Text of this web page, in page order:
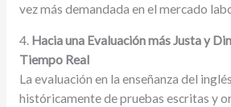
vez más demandada en el mercado
4. Hacia una Evaluación más Justa y
Tiempo Real
La evaluación en la enseñanza del
históricamente de pruebas escritas y